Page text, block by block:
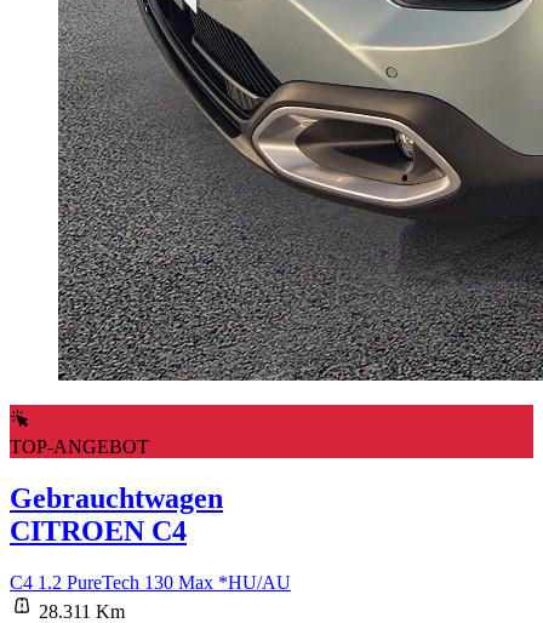
TOP-ANGEBOT
Gebrauchtwagen
CITROEN C4
C4 1.2 PureTech 130 Max *HU/AU
28.311 Km